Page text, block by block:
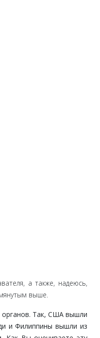
а также, на­деюсь,
выше.
органов. Так, США вышли
и Филиппины вышли из